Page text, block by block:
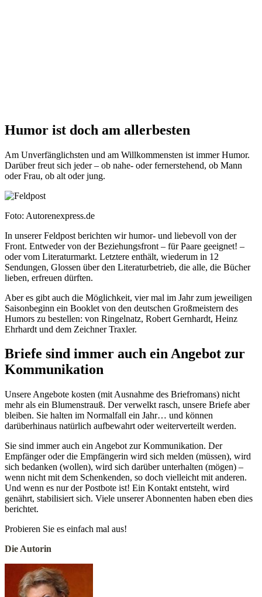
Humor ist doch am allerbesten
Am Unverfänglichsten und am Willkommensten ist immer Humor.
Darüber freut sich jeder – ob nahe- oder fernerstehend, ob Mann
oder Frau, ob alt oder jung.
Foto: Autorenexpress.de
In unserer Feldpost berichten wir humor- und liebevoll von der
Front. Entweder von der Beziehungsfront – für Paare geeignet! –
oder vom Literaturmarkt. Letztere enthält, wiederum in 12
Sendungen, Glossen über den Literaturbetrieb, die alle, die Bücher
lieben, erfreuen dürften.
Aber es gibt auch die Möglichkeit, vier mal im Jahr zum jeweiligen
Saisonbeginn ein Booklet von den deutschen Großmeistern des
Humors zu bestellen: von Ringelnatz, Robert Gernhardt, Heinz
Ehrhardt und dem Zeichner Traxler.
Briefe sind immer auch ein Angebot zur
Kommunikation
Unsere Angebote kosten (mit Ausnahme des Briefromans) nicht
mehr als ein Blumenstrauß. Der verwelkt rasch, unsere Briefe aber
bleiben. Sie halten im Normalfall ein Jahr… und können
darüberhinaus natürlich aufbewahrt oder weiterverteilt werden.
Sie sind immer auch ein Angebot zur Kommunikation. Der
Empfänger oder die Empfängerin wird sich melden (müssen), wird
sich bedanken (wollen), wird sich darüber unterhalten (mögen) –
wenn nicht mit dem Schenkenden, so doch vielleicht mit anderen.
Und wenn es nur der Postbote ist! Ein Kontakt entsteht, wird
genährt, stabilisiert sich. Viele unserer Abonnenten haben eben dies
berichtet.
Probieren Sie es einfach mal aus!
Die Autorin